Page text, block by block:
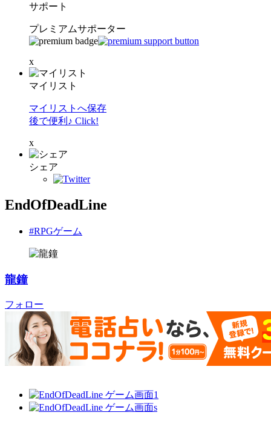
サポート
プレミアムサポーター
x
マイリスト
マイリストへ保存
後で便利♪ Click!
x
シェア
EndOfDeadLine
#RPGゲーム
龍鐘
フォロー